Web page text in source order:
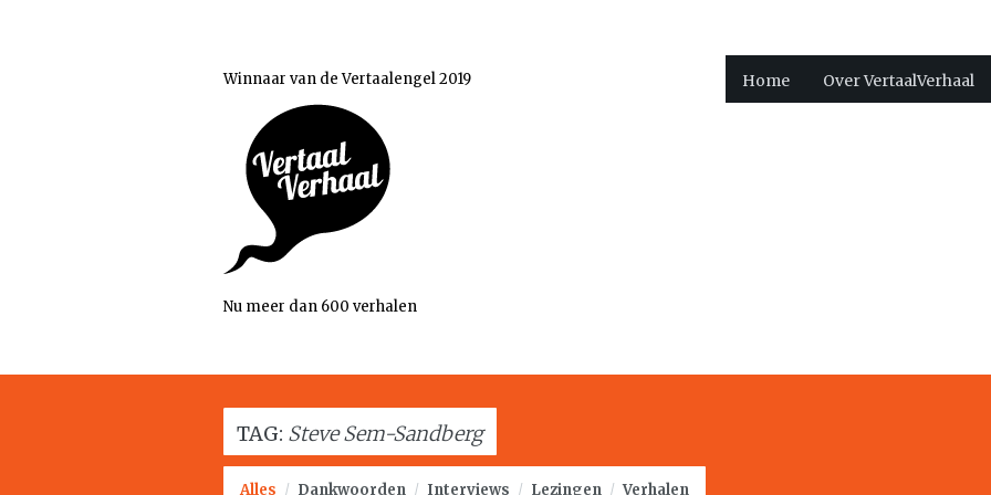
Winnaar van de Vertaalengel 2019
Nu meer dan 600 verhalen
Home Over VertaalVerhaal
TAG: Steve Sem-Sandberg
Alles / Dankwoorden / Interviews / Lezingen / Verhalen